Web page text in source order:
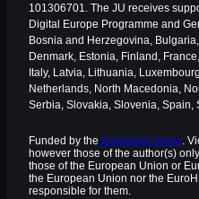
101306701. The JU receives
Digital Europe Programme and
Bosnia and Herzegovina,
Denmark, Estonia, Finland,
Italy, Latvia, Lithuania,
Netherlands, North Macedonia,
Serbia, Slovakia, Slovenia, Spain,
Funded by the European Union.
however those of the author(s)
those of the European Union or
the European Union nor the
responsible for them.